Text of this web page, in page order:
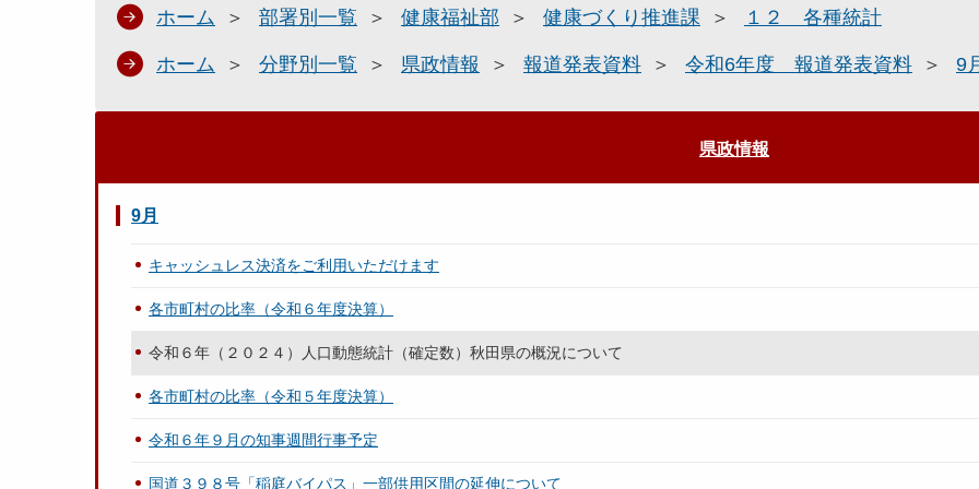
ホーム 部署別一覧 健康福祉部 健康づくり推進課 １２ 各種統計
ホーム 分野別一覧 県政情報 報道発表資料 令和6年度 報道発表資料 9
県政情報
9月
キャッシュレス決済をご利用いただけます
各市町村の比率（令和６年度決算）
令和６年（２０２４）人口動態統計（確定数）秋田県の概況について
各市町村の比率（令和５年度決算）
令和６年９月の知事週間行事予定
国道３９８号「稲庭バイパス」一部供用区間の延伸について